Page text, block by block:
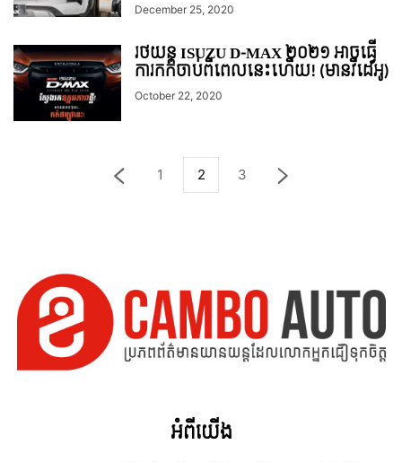
December 25, 2020
រថយន្ត ISUZU D-MAX ២០២១ អាចធ្វើ
ការកក់ចាប់ពីពេលនេះហើយ! (មានវីដេអូ)
October 22, 2020
1 2 3
អំពី​យើង